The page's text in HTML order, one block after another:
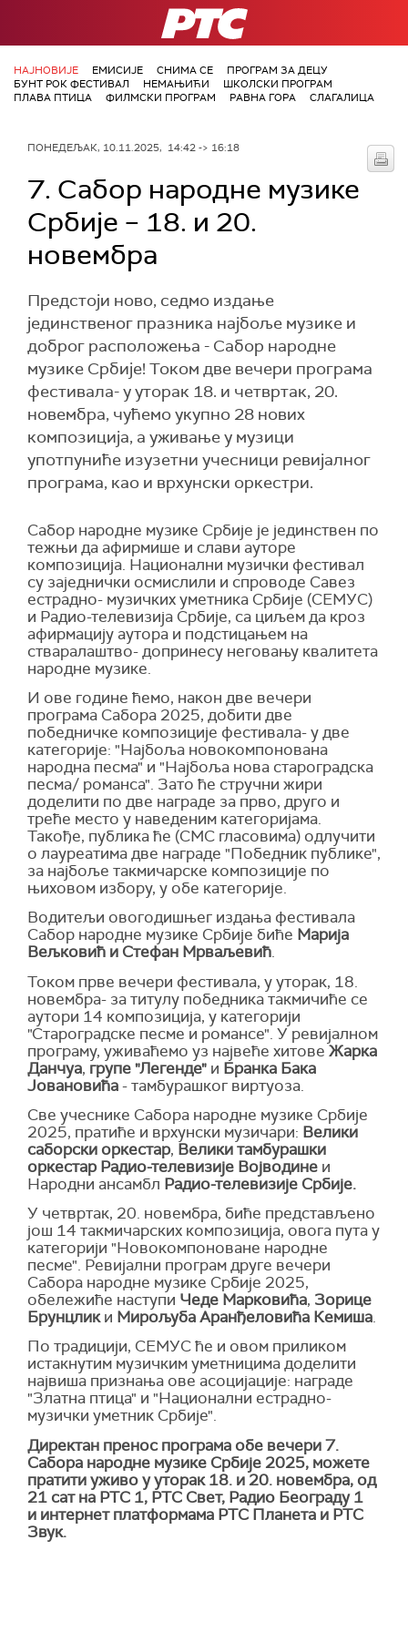
РТС
НАЈНОВИЈЕ ЕМИСИЈЕ СНИМА СЕ
ПРОГРАМ ЗА ДЕЦУ
БУНТ РОК ФЕСТИВАЛ
НЕМАЊИЋИ
ШКОЛСКИ ПРОГРАМ
ПЛАВА ПТИЦА
ФИЛМСКИ ПРОГРАМ РАВНА ГОРА СЛАГАЛИЦА
ПОНЕДЕЉАК, 10.11.2025, 14:42 -> 16:18
7. Сабор народне музике
Србије – 18. и 20.
новембра
Предстоји ново, седмо издање
јединственог празника најбоље музике и
доброг расположења - Сабор народне
музике Србије! Током две вечери програма
фестивала- у уторак 18. и четвртак, 20.
новембра, чућемо укупно 28 нових
композиција, а уживање у музици
употпуниће изузетни учесници ревијалног
програма, као и врхунски оркестри.
Сабор народне музике Србије је јединствен по
тежњи да афирмише и слави ауторе
композиција. Национални музички фестивал
су заједнички осмислили и спроводе Савез
естрадно- музичких уметника Србије (СЕМУС)
и Радио-телевизија Србије, са циљем да кроз
афирмацију аутора и подстицањем на
стваралаштво- допринесу неговању квалитета
народне музике.
И ове године ћемо, након две вечери
програма Сабора 2025, добити две
победничке композиције фестивала- у две
категорије: "Најбоља новокомпонована
народна песма" и "Најбоља нова староградска
песма/ романса". Зато ће стручни жири
доделити по две награде за прво, друго и
треће место у наведеним категоријама.
Такође, публика ће (СМС гласовима) одлучити
о лауреатима две награде "Победник публике",
за најбоље такмичарске композиције по
њиховом избору, у обе категорије.
Водитељи овогодишњег издања фестивала
Сабор народне музике Србије биће Марија
Вељковић и Стефан Мрваљевић.
Током прве вечери фестивала, у уторак, 18.
новембра- за титулу победникатакмичиће се
аутори 14 композиција, у категорији
"Староградске песме и романсе". У ревијалном
програму, уживаћемо уз највеће хитовеЖарка
Данчуа, групе "Легенде" и Бранка Бака
Јовановића- тамбурашког виртуоза.
Све учеснике Сабора народне музике Србије
2025, пратиће и врхунски музичари: Велики
саборски оркестар, Велики тамбурашки
оркестар Радио-телевизије Војводине и
Народни ансамбл Радио-телевизије Србије.
У четвртак, 20. новембра, биће представљено
још 14 такмичарских композиција, овога пута у
категорији "Новокомпоноване народне
песме". Ревијални програм друге вечери
Сабора народне музике Србије 2025,
обележиће наступи Чеде Марковића, Зорице
Брунцлики Мирољуба Аранђеловића Кемиша.
По традицији, СЕМУС ће и овом приликом
истакнутим музичким уметницима доделити
највиша признања ове асоцијације: награде
"Златна птица" и "Национални естрадно-
музички уметник Србије".
Директан пренос програма обе вечери 7.
Сабора народне музике Србије 2025, можете
пратити уживо у уторак 18. и 20. новембра, од
21 сат на РТС 1, РТС Свет, Радио Београду 1
и интернет платформама РТС Планета и РТС
Звук.